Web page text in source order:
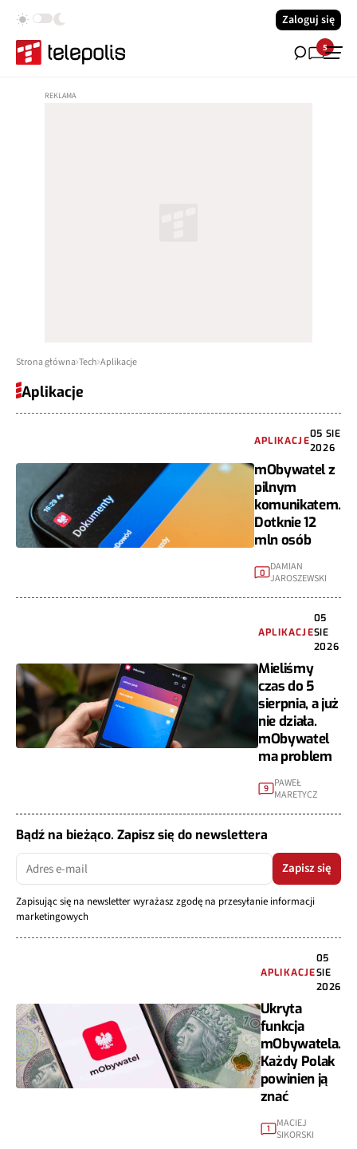
Zaloguj się
5
Strona główna Tech Aplikacje
Aplikacje
APLIKACJE
05 SIE
2026
mObywatel z
pilnym
komunikatem.
Dotknie 12
mln osób
0
DAMIAN
JAROSZEWSKI
APLIKACJE
05
SIE
2026
Mieliśmy
czas do 5
sierpnia, a już
nie działa.
mObywatel
ma problem
9
PAWEŁ
MARETYCZ
Bądź na bieżąco. Zapisz się do newslettera
Zapisz się
Zapisując się na newsletter wyrażasz zgodę na przesyłanie informacji
marketingowych
APLIKACJE
05
SIE
2026
Ukryta
funkcja
mObywatela.
Każdy Polak
powinien ją
znać
1
MACIEJ
SIKORSKI